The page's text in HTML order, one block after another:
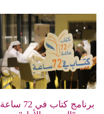
برنامج كتاب في 72 ساعة